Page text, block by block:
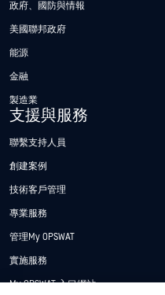
政府、國防與情報
美國聯邦政府
能源
金融
製造業
支援與服務
聯繫支持人員
創建案例
技術客戶管理
專業服務
管理My OPSWAT
實施服務
My OPSWAT 入口網站